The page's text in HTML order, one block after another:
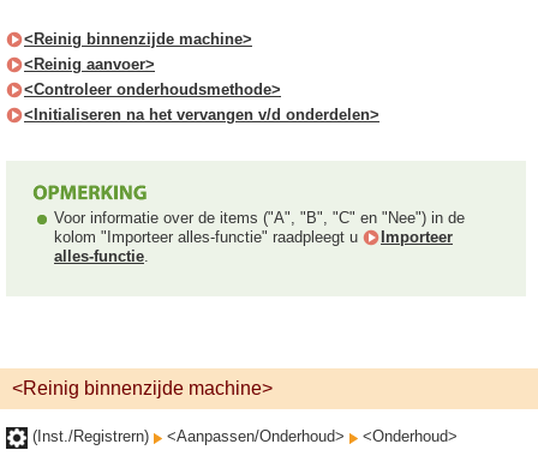
<Reinig binnenzijde machine>
<Reinig aanvoer>
<Controleer onderhoudsmethode>
<Initialiseren na het vervangen v/d onderdelen>
Voor informatie over de items ("A", "B", "C" en "Nee") in de
kolom "Importeer alles-functie" raadpleegt u
Importeer
alles-functie.
<Reinig binnenzijde machine>
(Inst./Registrern) <Aanpassen/Onderhoud> <Onderhoud>